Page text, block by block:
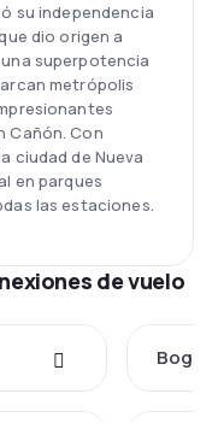
su independencia
dio origen a
superpotencia
metrópolis
Cañón. Con
ciudad de Nueva
en parques
las estaciones.
de vuelo